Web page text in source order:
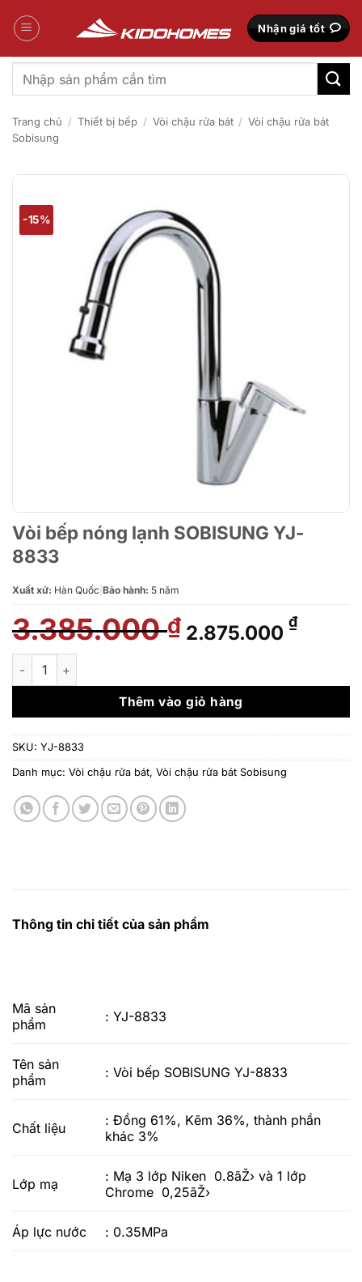
qua
Nhận giá tốt
Tìm
kiếm:
Trang chủ / Thiết bị bếp / Vòi chậu rửa bát / Vòi chậu rửa bát
Sobisung
-15%
Vòi bếp nóng lạnh SOBISUNG YJ-
8833
Xuất xứ: Hàn Quốc Bảo hành: 5 năm
3.385.000₫ Giá
gốc
3.385.000 ₫.
2.875.000 ₫Giá
là:
Vòi bếp nóng lạnh SOBISUNG YJ-8833 số lượng
Thêm vào giỏ hàng
SKU: YJ-8833
Danh mục: Vòi chậu rửa bát, Vòi chậu rửa bát Sobisung
Thông tin chi tiết của sản phẩm
Mã sản
phẩm
: YJ-8833
Tên sản
phẩm
: Vòi bếp SOBISUNG YJ-8833
Chất liệu
: Đồng 61%, Kẽm 36%, thành phần
khác 3%
Lớp mạ
: Mạ 3 lớp Niken 0.8ãŽ› và 1 lớp
Chrome 0,25ãŽ›
Áp lực nước : 0.35MPa